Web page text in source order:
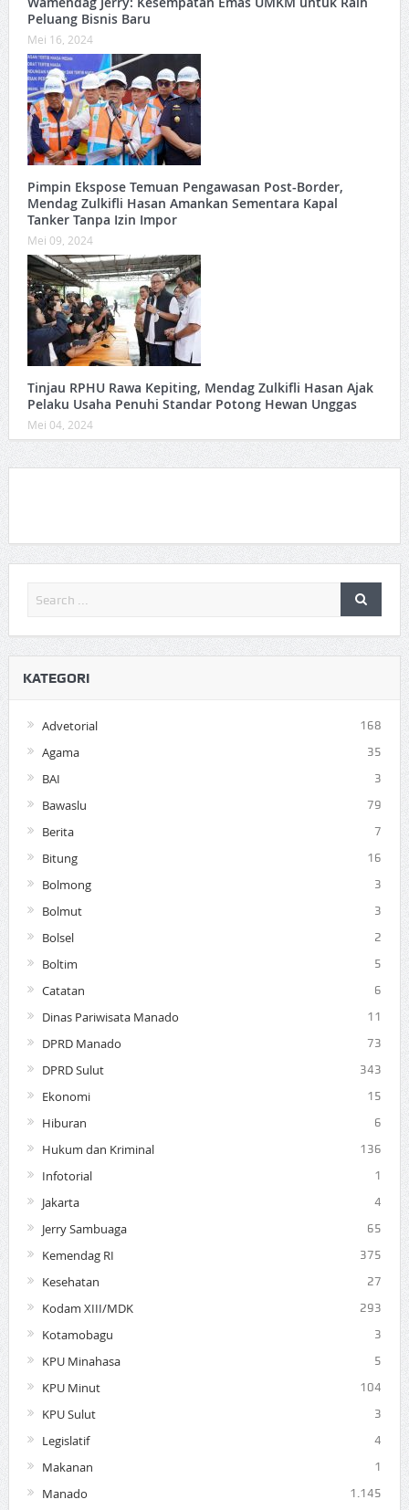
Peluang Bisnis Baru
Mei 16, 2024
Pimpin Ekspose Temuan Pengawasan Post-Border,
Mendag Zulkifli Hasan Amankan Sementara Kapal
Tanker Tanpa Izin Impor
Mei 09, 2024
Tinjau RPHU Rawa Kepiting, Mendag Zulkifli Hasan Ajak
Pelaku Usaha Penuhi Standar Potong Hewan Unggas
Mei 04, 2024
KATEGORI
Advetorial 168
Agama 35
BAI 3
Bawaslu 79
Berita 7
Bitung 16
Bolmong 3
Bolmut 3
Bolsel 2
Boltim 5
Catatan 6
Dinas Pariwisata Manado 11
DPRD Manado 73
DPRD Sulut 343
Ekonomi 15
Hiburan 6
Hukum dan Kriminal 136
Infotorial 1
Jakarta 4
Jerry Sambuaga 65
Kemendag RI 375
Kesehatan 27
Kodam XIII/MDK 293
Kotamobagu 3
KPU Minahasa 5
KPU Minut 104
KPU Sulut 3
Legislatif 4
Makanan 1
Manado 1.145